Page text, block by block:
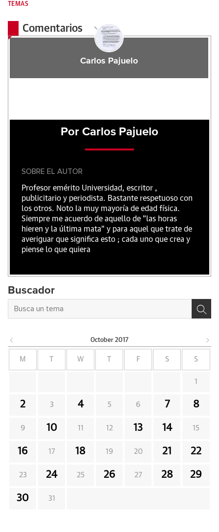
TEMAS
Comentarios
Carlos Pajuelo
Por Carlos Pajuelo
SOBRE EL AUTOR
Profesor emérito Universidad, escritor ,
publicitario y periodista. Bastante respetuoso con
los otros. Noto la muy mayoría de edad física.
Siempre me acuerdo de aquello de "las horas
hieren y la última mata" y para aquel que trate de
averiguar que significa esto ; cada uno que crea y
piense lo que quiera
Buscador
October 2017
M W F S S
1
2 3 4 5 6 7 8
9 10 11 12 13 14 15
16 17 18 19 20 21 22
23 24 25 26 27 28 29
30 31